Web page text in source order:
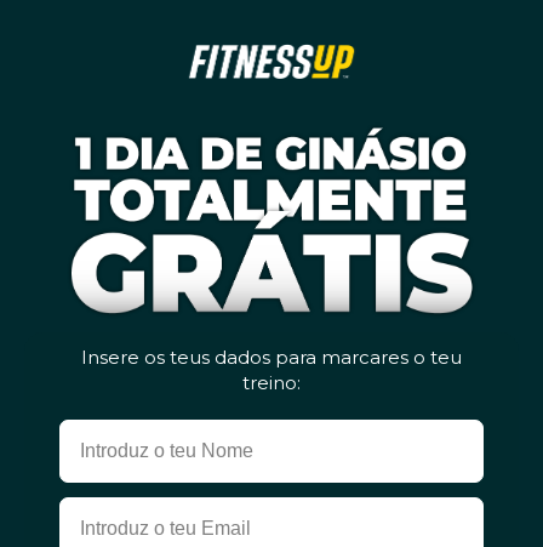
Insere os teus dados para marcares o teu
treino: